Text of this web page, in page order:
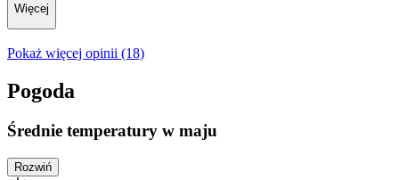
Więcej
Pokaż więcej opinii (18)
Pogoda
Średnie temperatury w maju
Rozwiń